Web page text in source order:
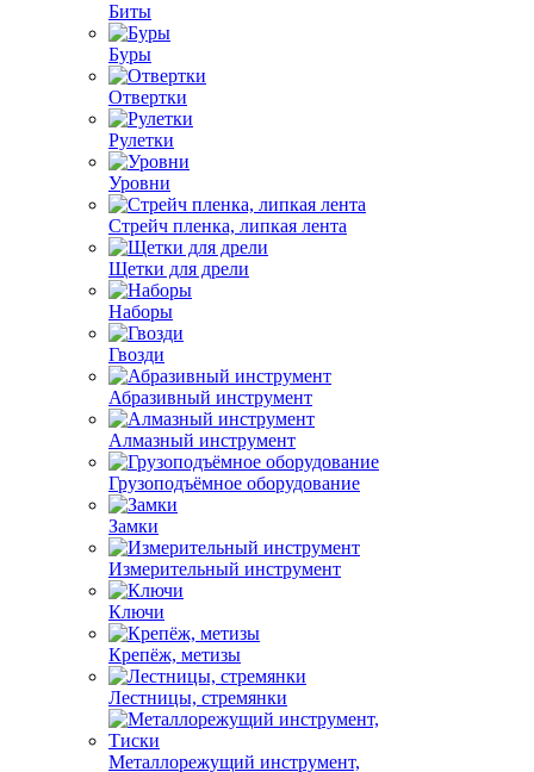
Биты
Буры
Отвертки
Рулетки
Уровни
Стрейч пленка, липкая лента
Щетки для дрели
Наборы
Гвозди
Абразивный инструмент
Алмазный инструмент
Грузоподъёмное оборудование
Замки
Измерительный инструмент
Ключи
Крепёж, метизы
Лестницы, стремянки
Металлорежущий инструмент,